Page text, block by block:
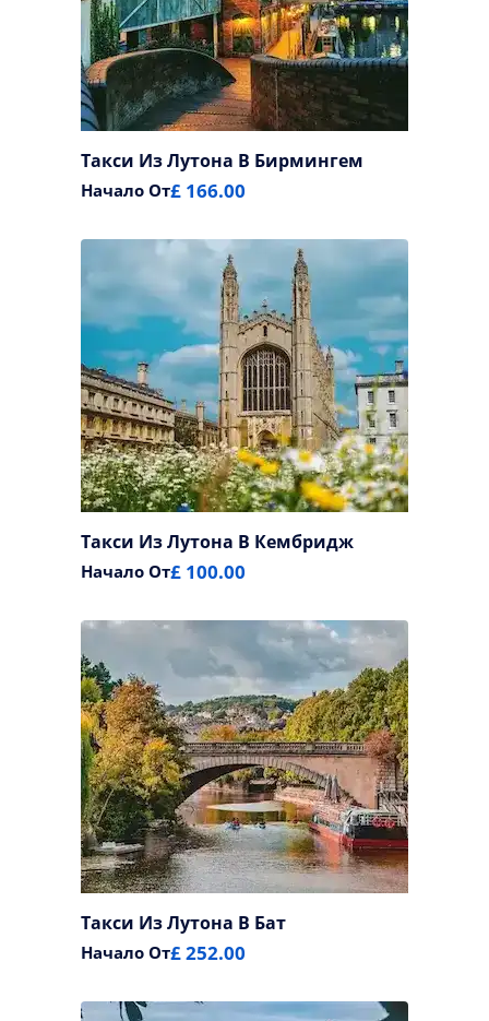
Такси Из Лутона В Бирмингем
Начало От£ 166.00
Такси Из Лутона В Кембридж
Начало От£ 100.00
Такси Из Лутона В Бат
Начало От£ 252.00